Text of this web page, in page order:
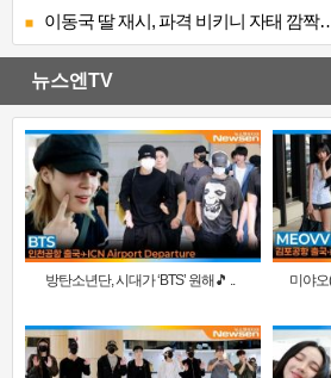
이동국 딸 재시, 파격 비키니 자태 깜짝
뉴스엔TV
방탄소년단, 시대가 ‘BTS’ 원해🎵 ..
미야오